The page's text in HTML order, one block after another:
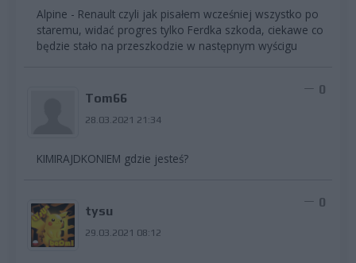
Alpine - Renault czyli jak pisałem wcześniej wszystko po
staremu, widać progres tylko Ferdka szkoda, ciekawe co
będzie stało na przeszkodzie w następnym wyścigu
Tom66
28.03.2021 21:34
0
KIMIRAJDKONIEM gdzie jesteś?
tysu
29.03.2021 08:12
0